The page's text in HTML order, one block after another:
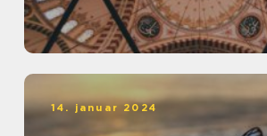
14. januar 2024